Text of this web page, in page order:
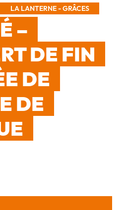
LA LANTERNE - GRÂCES
–
DE FIN
DE
DE